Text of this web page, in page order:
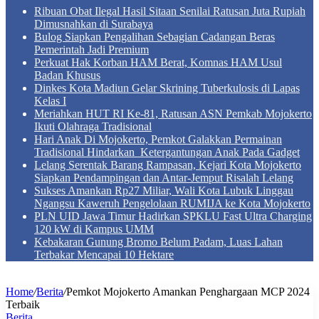
Ribuan Obat Ilegal Hasil Sitaan Senilai Ratusan Juta Rupiah
Dimusnahkan di Surabaya
Bulog Siapkan Pengalihan Sebagian Cadangan Beras
Pemerintah Jadi Premium
Perkuat Hak Korban HAM Berat, Komnas HAM Usul
Badan Khusus
Dinkes Kota Madiun Gelar Skrining Tuberkulosis di Lapas
Kelas I
Meriahkan HUT RI Ke-81, Ratusan ASN Pemkab Mojokerto
Ikuti Olahraga Tradisional
Hari Anak Di Mojokerto, Pemkot Galakkan Permainan
Tradisional Hindarkan Ketergantungan Anak Pada Gadget
Lelang Serentak Barang Rampasan, Kejari Kota Mojokerto
Siapkan Pendampingan dan Antar-Jemput Risalah Lelang
Sukses Amankan Rp27 Miliar, Wali Kota Lubuk Linggau
Ngangsu Kaweruh Pengelolaan RUMIJA ke Kota Mojokerto
PLN UID Jawa Timur Hadirkan SPKLU Fast Ultra Charging
120 kW di Kampus UMM
Kebakaran Gunung Bromo Belum Padam, Luas Lahan
Terbakar Mencapai 10 Hektare
Home/Berita/Pemkot Mojokerto Amankan Penghargaan MCP 2024
Terbaik